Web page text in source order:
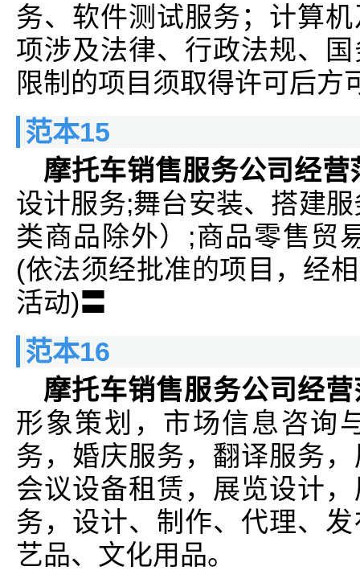
务、软件测试服务；计算
项涉及法律、行政法规、
限制的项目须取得许可后方
范本15
摩托车销售服务公司经营
设计服务;舞台安装、搭建
类商品除外）;商品零售贸
(依法须经批准的项目，经
活动)〓
范本16
摩托车销售服务公司经
形象策划，市场信息咨询
务，婚庆服务，翻译服务
会议设备租赁，展览设计
务，设计、制作、代理、
艺品、文化用品。